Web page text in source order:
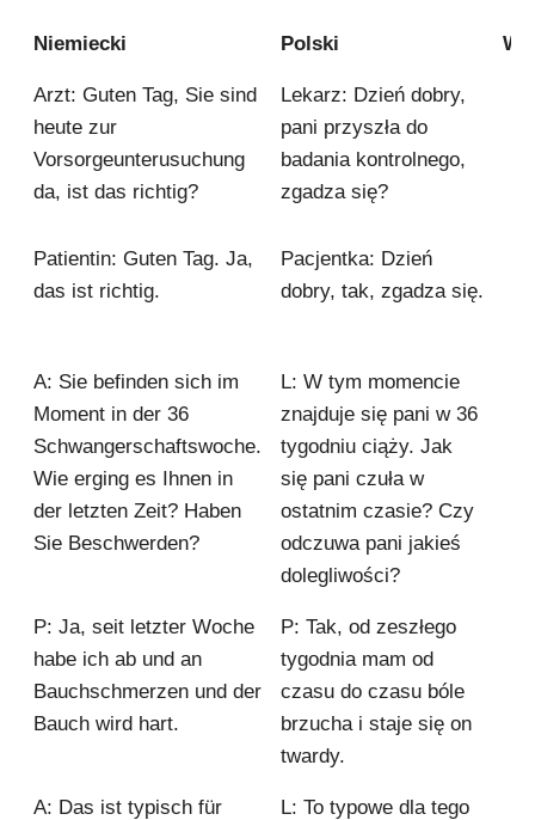
Niemiecki Polski
Niemiecki
Polski
Arzt: Guten Tag, Sie sind
heute zur
Vorsorgeunterusuchung
da, ist das richtig?
Lekarz: Dzień dobry,
pani przyszła do
badania kontrolnego,
zgadza się?
Patientin: Guten Tag. Ja,
das ist richtig.
Pacjentka: Dzień
dobry, tak, zgadza się.
A: Sie befinden sich im
Moment in der 36
Schwangerschaftswoche.
Wie erging es Ihnen in
der letzten Zeit? Haben
Sie Beschwerden?
L: W tym momencie
znajduje się pani w 36
tygodniu ciąży. Jak
się pani czuła w
ostatnim czasie? Czy
odczuwa pani jakieś
dolegliwości?
P: Ja, seit letzter Woche
habe ich ab und an
Bauchschmerzen und der
Bauch wird hart.
P: Tak, od zeszłego
tygodnia mam od
czasu do czasu bóle
brzucha i staje się on
twardy.
A: Das ist typisch für
L: To typowe dla tego